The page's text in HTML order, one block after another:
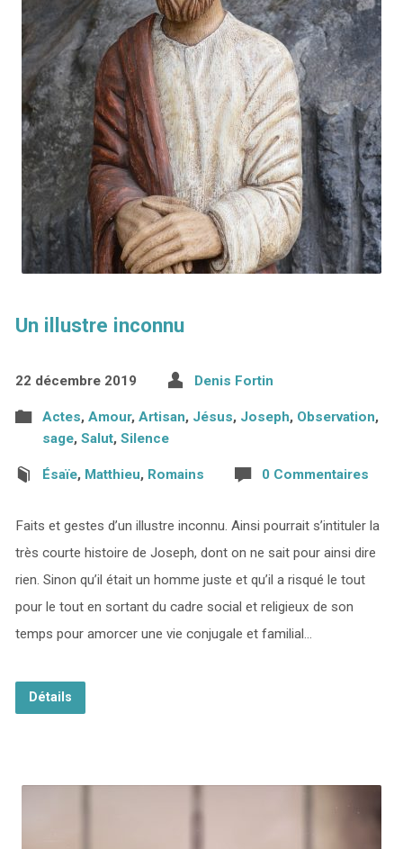
Un illustre inconnu
22 décembre 2019 Denis Fortin
Actes, Amour, Artisan, Jésus, Joseph, Observation,
sage, Salut, Silence
Ésaïe, Matthieu, Romains 0 Commentaires
Faits et gestes d’un illustre inconnu. Ainsi pourrait s’intituler la
très courte histoire de Joseph, dont on ne sait pour ainsi dire
rien. Sinon qu’il était un homme juste et qu’il a risqué le tout
pour le tout en sortant du cadre social et religieux de son
temps pour amorcer une vie conjugale et familial…
Détails